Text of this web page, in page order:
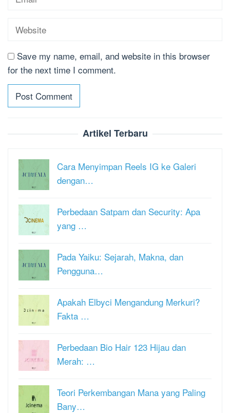
Save my name, email, and website in this browser
for the next time I comment.
Artikel Terbaru
Cara Menyimpan Reels IG ke Galeri
dengan…
Perbedaan Satpam dan Security: Apa
yang …
Pada Yaiku: Sejarah, Makna, dan
Pengguna…
Apakah Elbyci Mengandung Merkuri?
Fakta …
Perbedaan Bio Hair 123 Hijau dan
Merah: …
Teori Perkembangan Mana yang Paling
Bany…